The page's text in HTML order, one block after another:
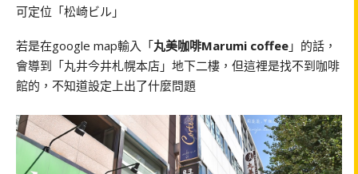
可定位「松崎ビル」
若是在google map輸入「丸美咖啡Marumi coffee 」的話，
會導到「丸井今井札幌本店」地下二樓，但這裡是找不到咖啡
館的，不知道設定上出了什麼問題